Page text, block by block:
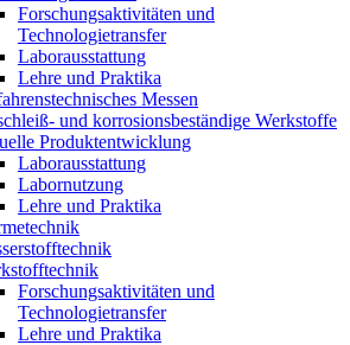
Forschungsaktivitäten und
Technologietransfer
Laborausstattung
Lehre und Praktika
Messen
und korrosionsbeständige Werkstoffe
Produktentwicklung
Laborausstattung
Labornutzung
Lehre und Praktika
Forschungsaktivitäten und
Technologietransfer
Lehre und Praktika